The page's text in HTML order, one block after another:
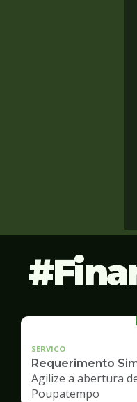
SERVICO
Requerimento
Agilize a abertura
Poupatempo